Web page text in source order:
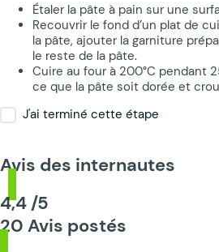
Étaler la pâte à pain sur une
Recouvrir le fond d’un plat de
la pâte, ajouter la garniture
le reste de la pâte.
Cuire au four à 200°C pendant
ce que la pâte soit dorée et
J'ai terminé cette étape
Avis des internautes
4,4 /5
20 Avis postés